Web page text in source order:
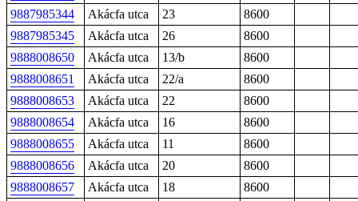
9887985344 Akácfa utca 23
8600
9887985345
Akácfa utca 26
8600
9888008650
Akácfa utca 13/b
8600
9888008651
Akácfa utca 22/a
8600
9888008653
Akácfa utca 22
8600
9888008654
Akácfa utca 16
8600
9888008655
Akácfa utca 11
8600
9888008656
Akácfa utca 20
8600
9888008657
Akácfa utca 18
8600